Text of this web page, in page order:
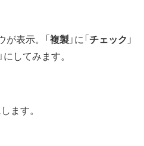
が表示。「複製 」に「チェック 」
」にしてみます。
します。